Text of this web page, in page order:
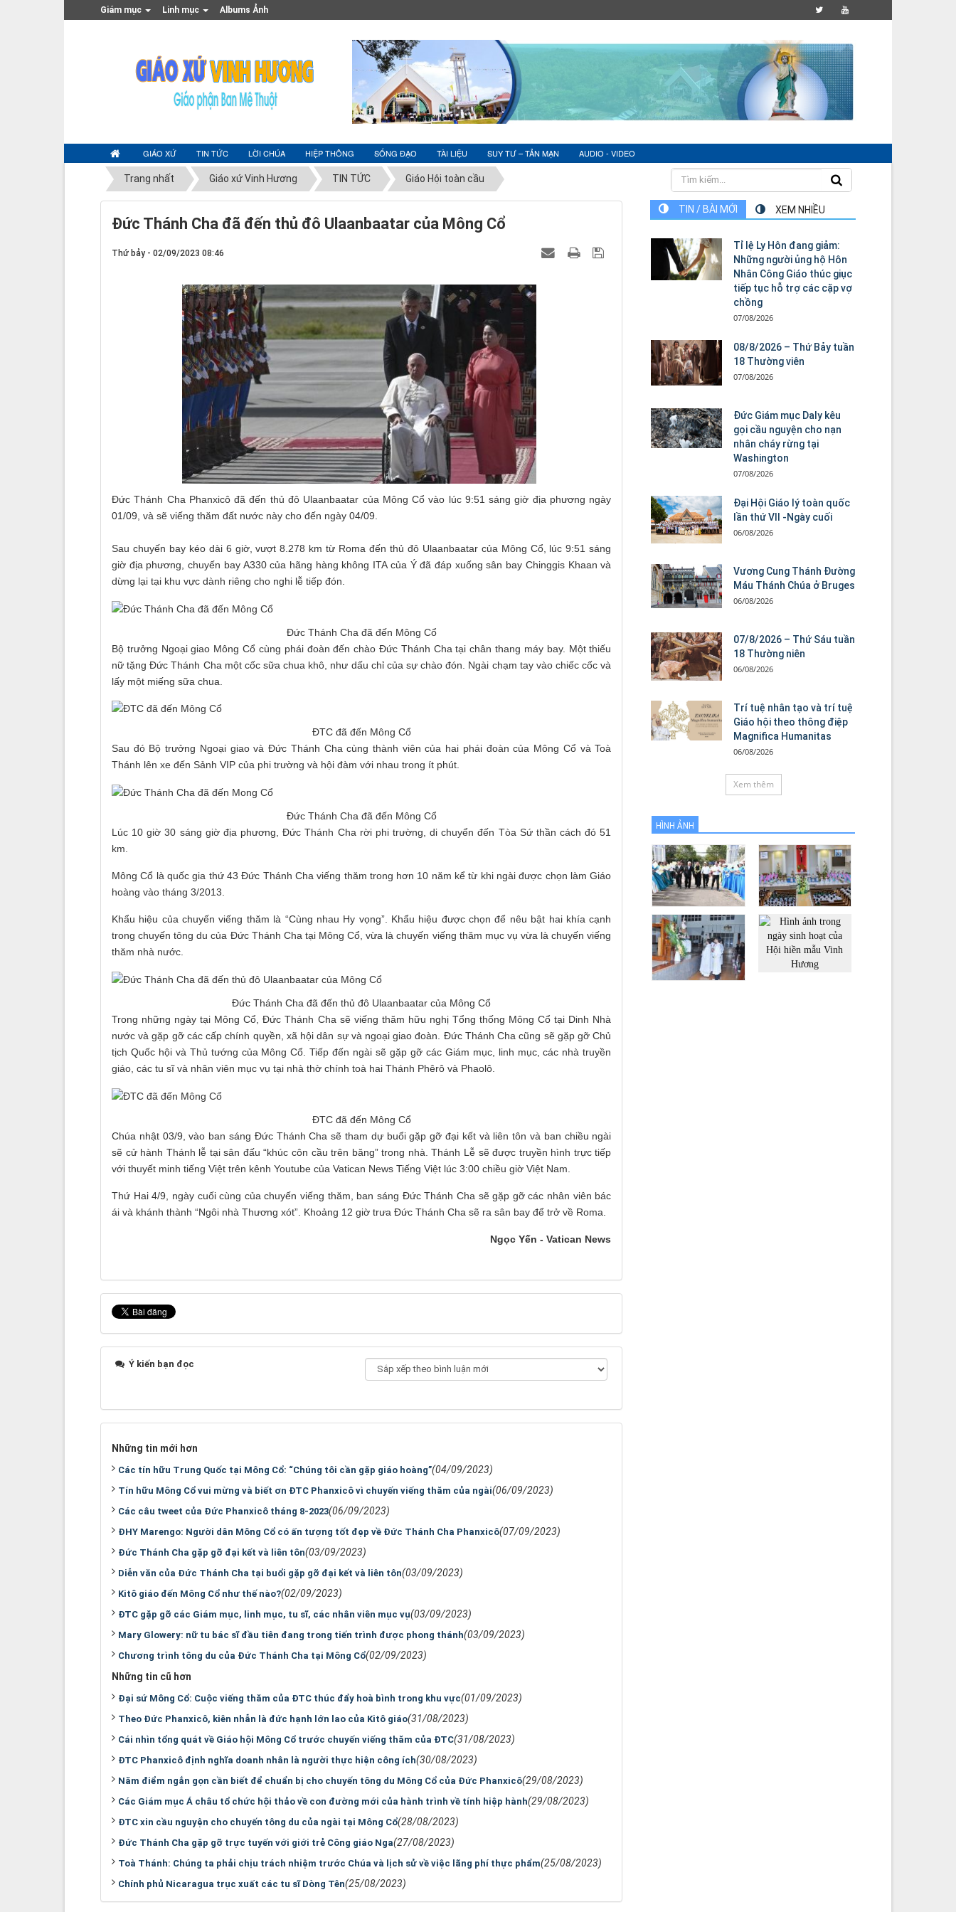
Giám mục Linh mục Albums Ảnh
GIÁO XỨ TIN TỨC LỜI CHÚA HIỆP THÔNG SỐNG ĐẠO TÀI LIỆU SUY TƯ – TẢN MẠN AUDIO - VIDEO
Trang nhất Giáo xứ Vinh Hương TIN TỨC Giáo Hội toàn cầu
Đức Thánh Cha đã đến thủ đô Ulaanbaatar của Mông Cổ
Thứ bảy - 02/09/2023 08:46
Đức Thánh Cha Phanxicô đã đến thủ đô Ulaanbaatar của Mông Cổ vào lúc 9:51 sáng giờ địa phương ngày
01/09, và sẽ viếng thăm đất nước này cho đến ngày 04/09.
Sau chuyến bay kéo dài 6 giờ, vượt 8.278 km từ Roma đến thủ đô Ulaanbaatar của Mông Cổ, lúc 9:51 sáng
giờ địa phương, chuyến bay A330 của hãng hàng không ITA của Ý đã đáp xuống sân bay Chinggis Khaan và
dừng lại tại khu vực dành riêng cho nghi lễ tiếp đón.
Đức Thánh Cha đã đến Mông Cổ
Bộ trưởng Ngoại giao Mông Cổ cùng phái đoàn đến chào Đức Thánh Cha tại chân thang máy bay. Một thiếu
nữ tặng Đức Thánh Cha một cốc sữa chua khô, như dấu chỉ của sự chào đón. Ngài chạm tay vào chiếc cốc và
lấy một miếng sữa chua.
ĐTC đã đến Mông Cổ
Sau đó Bộ trưởng Ngoại giao và Đức Thánh Cha cùng thành viên của hai phái đoàn của Mông Cổ và Toà
Thánh lên xe đến Sảnh VIP của phi trường và hội đàm với nhau trong ít phút.
Đức Thánh Cha đã đến Mông Cổ
Lúc 10 giờ 30 sáng giờ địa phương, Đức Thánh Cha rời phi trường, di chuyển đến Tòa Sứ thần cách đó 51
km.
Mông Cổ là quốc gia thứ 43 Đức Thánh Cha viếng thăm trong hơn 10 năm kể từ khi ngài được chọn làm Giáo
hoàng vào tháng 3/2013.
Khẩu hiệu của chuyến viếng thăm là “Cùng nhau Hy vọng”. Khẩu hiệu được chọn để nêu bật hai khía cạnh
trong chuyến tông du của Đức Thánh Cha tại Mông Cổ, vừa là chuyến viếng thăm mục vụ vừa là chuyến viếng
thăm nhà nước.
Đức Thánh Cha đã đến thủ đô Ulaanbaatar của Mông Cổ
Trong những ngày tại Mông Cổ, Đức Thánh Cha sẽ viếng thăm hữu nghị Tổng thống Mông Cổ tại Dinh Nhà
nước và gặp gỡ các cấp chính quyền, xã hội dân sự và ngoại giao đoàn. Đức Thánh Cha cũng sẽ gặp gỡ Chủ
tịch Quốc hội và Thủ tướng của Mông Cổ. Tiếp đến ngài sẽ gặp gỡ các Giám mục, linh mục, các nhà truyền
giáo, các tu sĩ và nhân viên mục vụ tại nhà thờ chính toà hai Thánh Phêrô và Phaolô.
ĐTC đã đến Mông Cổ
Chúa nhật 03/9, vào ban sáng Đức Thánh Cha sẽ tham dự buổi gặp gỡ đại kết và liên tôn và ban chiều ngài
sẽ cử hành Thánh lễ tại sân đấu “khúc côn cầu trên băng” trong nhà. Thánh Lễ sẽ được truyền hình trực tiếp
với thuyết minh tiếng Việt trên kênh Youtube của Vatican News Tiếng Việt lúc 3:00 chiều giờ Việt Nam.
Thứ Hai 4/9, ngày cuối cùng của chuyến viếng thăm, ban sáng Đức Thánh Cha sẽ gặp gỡ các nhân viên bác
ái và khánh thành “Ngôi nhà Thương xót”. Khoảng 12 giờ trưa Đức Thánh Cha sẽ ra sân bay để trở về Roma.
Ngọc Yến - Vatican News
Ý kiến bạn đọc
Những tin mới hơn
Các tín hữu Trung Quốc tại Mông Cổ: “Chúng tôi cần gặp giáo hoàng”(04/09/2023)
Tín hữu Mông Cổ vui mừng và biết ơn ĐTC Phanxicô vì chuyến viếng thăm của ngài(06/09/2023)
Các câu tweet của Đức Phanxicô tháng 8-2023(06/09/2023)
ĐHY Marengo: Người dân Mông Cổ có ấn tượng tốt đẹp về Đức Thánh Cha Phanxicô(07/09/2023)
Đức Thánh Cha gặp gỡ đại kết và liên tôn(03/09/2023)
Diễn văn của Đức Thánh Cha tại buổi gặp gỡ đại kết và liên tôn(03/09/2023)
Kitô giáo đến Mông Cổ như thế nào?(02/09/2023)
ĐTC gặp gỡ các Giám mục, linh mục, tu sĩ, các nhân viên mục vụ(03/09/2023)
Mary Glowery: nữ tu bác sĩ đầu tiên đang trong tiến trình được phong thánh(03/09/2023)
Chương trình tông du của Đức Thánh Cha tại Mông Cổ(02/09/2023)
Những tin cũ hơn
Đại sứ Mông Cổ: Cuộc viếng thăm của ĐTC thúc đẩy hoà bình trong khu vực(01/09/2023)
Theo Đức Phanxicô, kiên nhẫn là đức hạnh lớn lao của Kitô giáo(31/08/2023)
Cái nhìn tổng quát về Giáo hội Mông Cổ trước chuyến viếng thăm của ĐTC(31/08/2023)
ĐTC Phanxicô định nghĩa doanh nhân là người thực hiện công ích(30/08/2023)
Năm điểm ngắn gọn cần biết để chuẩn bị cho chuyến tông du Mông Cổ của Đức Phanxicô(29/08/2023)
Các Giám mục Á châu tổ chức hội thảo về con đường mới của hành trình về tính hiệp hành(29/08/2023)
ĐTC xin cầu nguyện cho chuyến tông du của ngài tại Mông Cổ(28/08/2023)
Đức Thánh Cha gặp gỡ trực tuyến với giới trẻ Công giáo Nga(27/08/2023)
Toà Thánh: Chúng ta phải chịu trách nhiệm trước Chúa và lịch sử về việc lãng phí thực phẩm(25/08/2023)
Chính phủ Nicaragua trục xuất các tu sĩ Dòng Tên(25/08/2023)
TIN / BÀI MỚI XEM NHIỀU
Tỉ lệ Ly Hôn đang giảm:
Những người ủng hộ Hôn
Nhân Công Giáo thúc giục
tiếp tục hỗ trợ các cặp vợ
chồng
07/08/2026
08/8/2026 – Thứ Bảy tuần
18 Thường viên
07/08/2026
Đức Giám mục Daly kêu
gọi cầu nguyện cho nạn
nhân cháy rừng tại
Washington
07/08/2026
Đại Hội Giáo lý toàn quốc
lần thứ VII -Ngày cuối
06/08/2026
Vương Cung Thánh Ðường
Máu Thánh Chúa ở Bruges
06/08/2026
07/8/2026 – Thứ Sáu tuần
18 Thường niên
06/08/2026
Trí tuệ nhân tạo và trí tuệ
Giáo hội theo thông điệp
Magnifica Humanitas
06/08/2026
Xem thêm
HÌNH ẢNH